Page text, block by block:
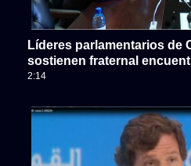
Líderes parlamentarios de
sostienen fraternal
2:14